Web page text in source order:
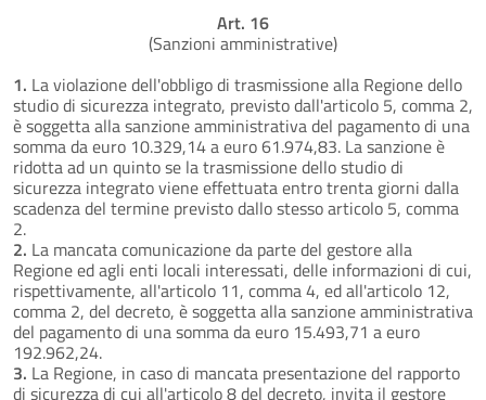
Art. 16
(Sanzioni amministrative)
1. La violazione dell'obbligo di trasmissione alla Regione dello
studio di sicurezza integrato, previsto dall'articolo 5, comma 2,
è soggetta alla sanzione amministrativa del pagamento di una
somma da euro 10.329,14 a euro 61.974,83. La sanzione è
ridotta ad un quinto se la trasmissione dello studio di
sicurezza integrato viene effettuata entro trenta giorni dalla
scadenza del termine previsto dallo stesso articolo 5, comma
2.
2. La mancata comunicazione da parte del gestore alla
Regione ed agli enti locali interessati, delle informazioni di cui,
rispettivamente, all'articolo 11, comma 4, ed all'articolo 12,
comma 2, del decreto, è soggetta alla sanzione amministrativa
del pagamento di una somma da euro 15.493,71 a euro
192.962,24.
3. La Regione, in caso di mancata presentazione del rapporto
di sicurezza di cui all'articolo 8 del decreto, invita il gestore